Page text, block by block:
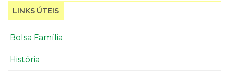
LINKS ÚTEIS
Bolsa Família
História